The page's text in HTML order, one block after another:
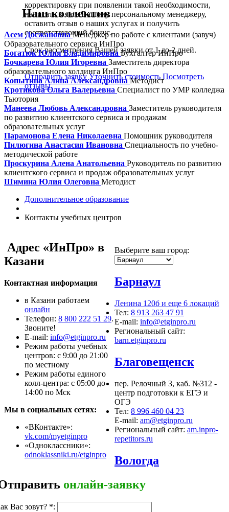
корректировку при появлении такой необходимости,
написать в чате Вашему персональному менеджеру,
оставить отзыв о наших услугах и получить
соответствующий бонус.
Срок рассмотрения Вашей заявки от 1 до 2 дней.
Отправить заявку Уточнить стоимость Посмотреть
отзывы
Наш коллектив
Асем Досжановна Менеджер по работе с клиентами (завуч)
Образовательного сервиса ИнПро
Богатюк Юлия Владимировна Бухгалтер ИнПро
Бочкарева Юлия Игоревна Заместитель директора
образовательного холдинга ИнПро
Копытина Алина Александровна Методист
Кротикова Ольга Валерьевна Специалист по УМР колледжа
Тьютория
Манеева Любовь Александровна Заместитель руководителя
по развитию клиентского сервиса и продажам
образовательных услуг
Парамонова Елена Николаевна Помощник руководителя
Пилюгина Анастасия Ивановна Специальность по учебно-
методической работе
Проскурина Алена Анатольевна Руководитель по развитию
клиентского сервиса и продаж образовательных услуг
Шимина Юлия Олеговна Методист
Дополнительное образование
Контакты учебных центров
Адрес «ИнПро» в
Казани
Контактная информация
в Казани работаем
онлайн
Телефон: 8 800 222 51 29.
Звоните!
Е-mail: info@etginpro.ru
Режим работы учебных
центров: с 9:00 до 21:00
по местному
Режим работы единого
колл-центра: с 05:00 до
14:00 по Мск
Мы в социальных сетях:
«ВКонтакте»:
vk.com/myetginpro
«Одноклассники»:
odnoklassniki.ru/etginpro
онлайн-заявку
Вас зовут? *:
Выберите ваш город:
Барнаул
Ленина 120б и еще 6 локаций
Тел: 8 913 263 47 91
E-mail: info@etginpro.ru
Региональный сайт:
barn.etginpro.ru
Благовещенск
пер. Релочный 3, каб. №312 -
центр подготовки к ЕГЭ и
ОГЭ
Тел: 8 996 460 04 23
E-mail: am@etginpro.ru
Региональный сайт: am.inpro-
repetitors.ru
Вологда